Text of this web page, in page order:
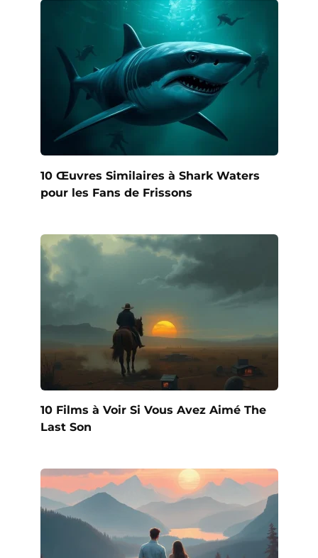
10 Œuvres Similaires à Shark Waters
pour les Fans de Frissons
10 Films à Voir Si Vous Avez Aimé The
Last Son